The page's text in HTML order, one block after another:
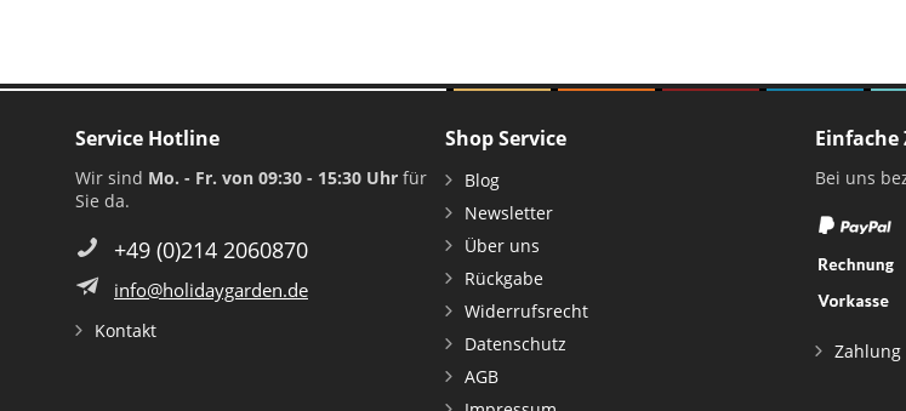
Service Hotline
Wir sind Mo. - Fr. von 09:30 - 15:30 Uhr für
Sie da.
+49 (0)214 2060870
info@holidaygarden.de
Kontakt
Shop Service
Blog
Newsletter
Über uns
Rückgabe
Widerrufsrecht
Datenschutz
AGB
Bei uns
Zahlung